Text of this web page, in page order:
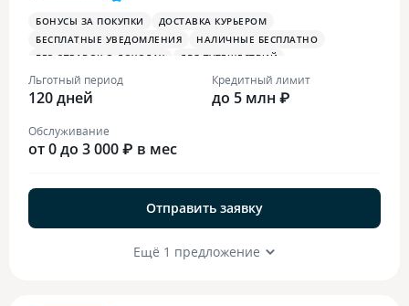
БОНУСЫ ЗА ПОКУПКИ
ДОСТАВКА КУРЬЕРОМ
БЕСПЛАТНЫЕ УВЕДОМЛЕНИЯ
НАЛИЧНЫЕ БЕСПЛАТНО
БЕЗ СПРАВОК О ДОХОДАХ
ДЛЯ ПУТЕШЕСТВИЙ
ОПЛАТА СМАРТФОНОМ
MIRACCEPT
БИЗНЕС-ЗАЛЫ
БЕСПЛАТНАЯ ТУРИСТИЧЕСКАЯ СТРАХОВКА
Льготный период
120 дней
Кредитный лимит
до 5 млн ₽
Обслуживание
от 0 до 3 000 ₽ в мес
Отправить заявку
Ещё 1 предложение